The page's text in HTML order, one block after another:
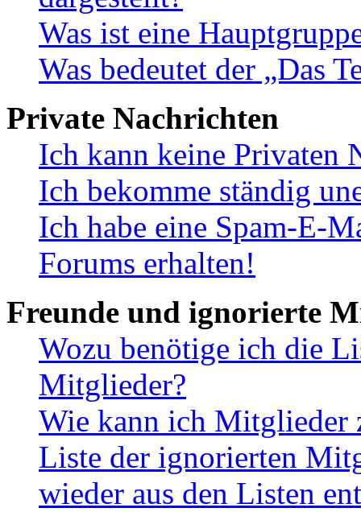
Was ist eine
Was bedeutet der „Das
Private Nachrichten
Ich kann keine Privaten
Ich bekomme ständig
Ich habe eine Spam-E-
Forums erhalten!
Freunde und ignorierte
Wozu benötige ich die
Mitglieder?
Wie kann ich Mitglieder
Liste der ignorierten
wieder aus den Listen